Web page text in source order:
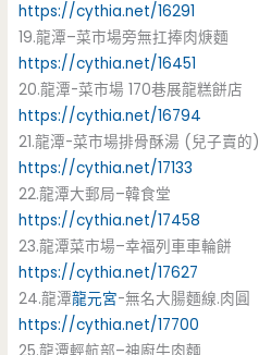
https://cythia.net/16291
19.龍潭–菜市場旁無扛捧肉焿麵
https://cythia.net/16451
20.龍潭-菜市場 170巷展龍糕餅店
https://cythia.net/16794
21.龍潭-菜市場排骨酥湯 (兒子賣的)
https://cythia.net/17133
22.龍潭大郵局–韓食堂
https://cythia.net/17458
23.龍潭菜市場–幸福列車車輪餅
https://cythia.net/17627
24.龍潭龍元宮-無名大腸麵線.肉圓
https://cythia.net/17700